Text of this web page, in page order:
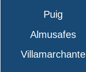
Puig
Almusafes
Villamarchante